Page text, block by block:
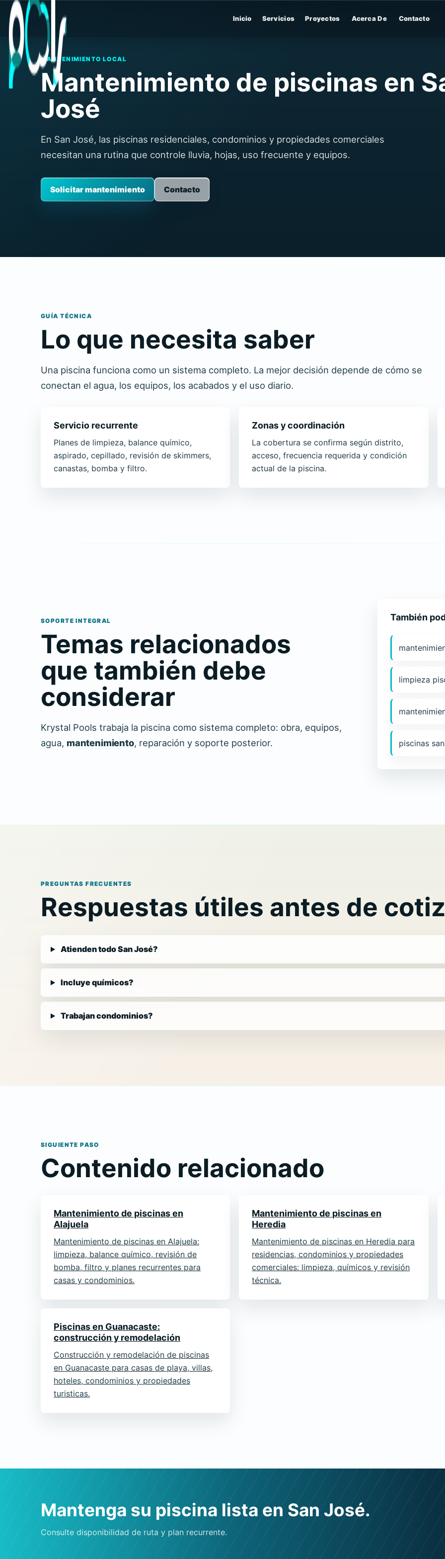
Inicio Servicios Proyectos Acerca De Contacto
MANTENIMIENTO LOCAL
Mantenimiento de piscinas en
José
En San José, las piscinas residenciales, condominios y propiedades comerciales
necesitan una rutina que controle lluvia, hojas, uso frecuente y equipos.
Solicitar mantenimiento Contacto
GUÍA TÉCNICA
Lo que necesita saber
Una piscina funciona como un sistema completo. La mejor decisión depende de cómo se
conectan el agua, los equipos, los acabados y el uso diario.
Servicio recurrente
Planes de limpieza, balance químico,
aspirado, cepillado, revisión de skimmers,
canastas, bomba y filtro.
Zonas y coordinación
La cobertura se confirma según distrito,
acceso, frecuencia requerida y condición
actual de la piscina.
SOPORTE INTEGRAL
Temas relacionados
que también debe
considerar
Krystal Pools trabaja la piscina como sistema completo: obra, equipos,
agua, mantenimiento, reparación y soporte posterior.
También
limpieza
piscinas
PREGUNTAS FRECUENTES
Respuestas útiles antes de
Atienden todo San José?
Incluye químicos?
Trabajan condominios?
SIGUIENTE PASO
Contenido relacionado
Mantenimiento de piscinas en
Alajuela
Mantenimiento de piscinas en Alajuela:
limpieza, balance químico, revisión de
bomba, filtro y planes recurrentes para
casas y condominios.
Mantenimiento de piscinas en
Heredia
Mantenimiento de piscinas en Heredia para
residencias, condominios y propiedades
comerciales: limpieza, químicos y revisión
técnica.
Piscinas en Guanacaste:
construcción y remodelación
Construcción y remodelación de piscinas
en Guanacaste para casas de playa, villas,
hoteles, condominios y propiedades
turisticas.
Mantenga su piscina lista en San José.
Consulte disponibilidad de ruta y plan recurrente.